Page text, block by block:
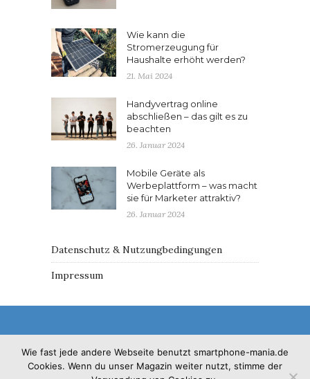
Wie kann die
Stromerzeugung für
Haushalte erhöht werden?
21. Mai 2024
Handyvertrag online
abschließen – das gilt es zu
beachten
26. Januar 2024
Mobile Geräte als
Werbeplattform – was macht
sie für Marketer attraktiv?
26. Januar 2024
Datenschutz & Nutzungbedingungen
Impressum
© 2017 - Solo Pine. All Rights Reserved. Designed &
Wie fast jede andere Webseite benutzt smartphone-mania.de
Cookies. Wenn du unser Magazin weiter nutzt, stimme der